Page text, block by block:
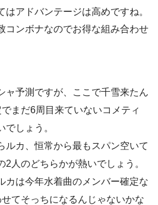
アドバンテージは高めですね。
ンボナなのでお得な組み合わせ
予測ですが、ここで千雪来たん
まだ6周目来ていないコメティ
でしょう。
カ、恒常から最もスパン空いて
2人のどちらかが熱いでしょう。
カは今年水着曲のメンバー確定な
てそっちになるんじゃないかな